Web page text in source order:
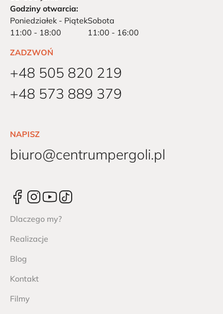
Godziny otwarcia:
Poniedziałek - Piątek
11:00 - 18:00
Sobota
11:00 - 16:00
ZADZWOŃ
+48 505 820 219
+48 573 889 379
NAPISZ
biuro@centrumpergoli.pl
Dlaczego my?
Realizacje
Blog
Kontakt
Filmy